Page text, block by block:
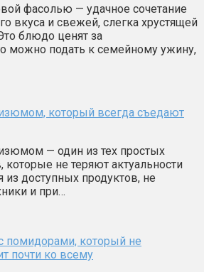
фасолью — удачное сочетание
вкуса и свежей, слегка хрустящей
блюдо ценят за
можно подать к семейному ужину,
который всегда съедают
— один из тех простых
не теряют актуальности
из доступных продуктов, не
и при…
помидорами, который не
почти ко всему